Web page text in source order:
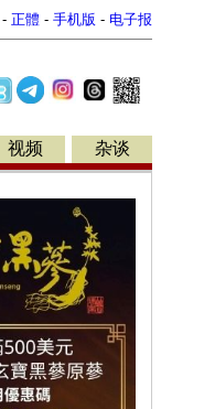
- 正體 - 手机版 - 电子报
视频 杂谈